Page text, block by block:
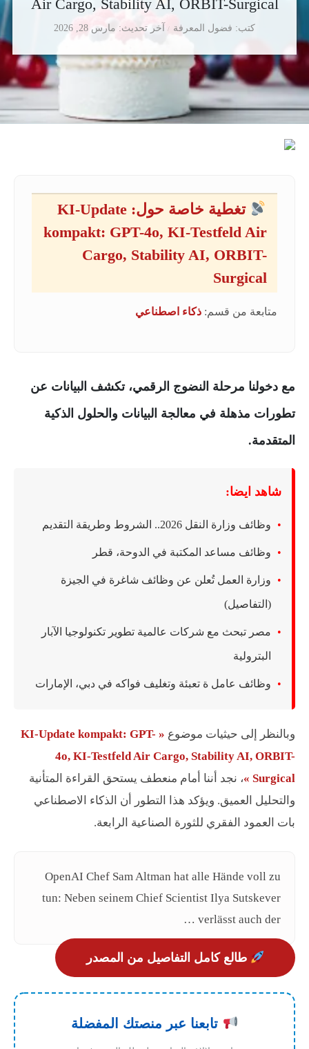
Air Cargo, Stability AI, ORBIT-Surgical
كتب فضول المعرفة آخر تحديث مارس 28, 2026
تغطية خاصة حول: KI-Update
kompakt: GPT-4o, KI-Testfeld Air
Cargo, Stability AI, ORBIT-
Surgical
متابعة من قسم: ذكاء اصطناعي
مع دخولنا مرحلة النضوج الرقمي، تكشف البيانات عن
تطورات مذهلة في معالجة البيانات والحلول الذكية
المتقدمة.
شاهد ايضا:
وظائف وزارة النقل 2026.. الشروط وطريقة التقديم
وظائف مساعد المكتبة في الدوحة، قطر
وزارة العمل تُعلن عن وظائف شاغرة في الجيزة
(التفاصيل)
مصر تبحث مع شركات عالمية تطوير تكنولوجيا الآبار
البترولية
وظائف عامل ة تعبئة وتغليف فواكه في دبي، الإمارات
وبالنظر إلى حيثيات موضوع
« KI-Update kompakt: GPT-
4o, KI-Testfeld Air Cargo, Stability AI, ORBIT-
Surgical »
، نجد أننا أمام منعطف يستحق القراءة المتأنية
والتحليل العميق. ويؤكد هذا التطور أن الذكاء الاصطناعي
بات العمود الفقري للثورة الصناعية الرابعة.
OpenAI Chef Sam Altman hat alle Hände voll zu
tun: Neben seinem Chief Scientist Ilya Sutskever
verlässt auch der …
طالع كامل التفاصيل من المصدر
تابعنا عبر منصتك المفضلة